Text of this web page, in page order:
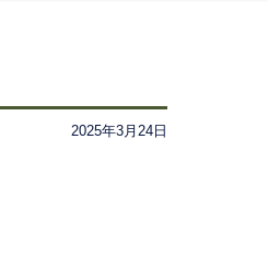
2025年3月24日